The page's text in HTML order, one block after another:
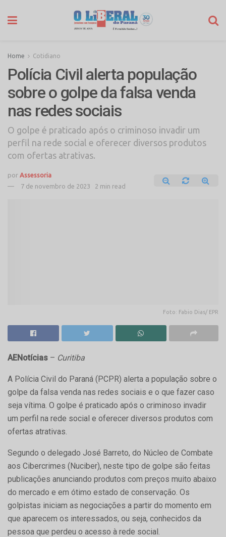
Home Cotidiano
Polícia Civil alerta população
sobre o golpe da falsa venda
nas redes sociais
O golpe é praticado após o criminoso invadir um
perfil na rede social e oferecer diversos produtos
com ofertas atrativas.
por Assessoria
7 de novembro de 2023
2 min read
Foto: Fabio Dias/ EPR
AENotícias – Curitiba
A Polícia Civil do Paraná (PCPR) alerta a população sobre o
golpe da falsa venda nas redes sociais e o que fazer caso
seja vítima. O golpe é praticado após o criminoso invadir
um perfil na rede social e oferecer diversos produtos com
ofertas atrativas.
Segundo o delegado José Barreto, do Núcleo de Combate
aos Cibercrimes (Nuciber), neste tipo de golpe são feitas
publicações anunciando produtos com preços muito abaixo
do mercado e em ótimo estado de conservação. Os
golpistas iniciam as negociações a partir do momento em
que aparecem os interessados, ou seja, conhecidos da
pessoa que perdeu o acesso à rede social.